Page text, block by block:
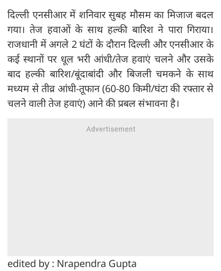
दिल्ली एनसीआर में शनिवार सुबह मौसम का मिजाज बदल
गया। तेज हवाओं के साथ हल्की बारिश ने पारा गिराया।
राजधानी में अगले 2 घंटों के दौरान दिल्ली और एनसीआर के
कई स्थानों पर धूल भरी आंधी/तेज हवाएं चलने और उसके
बाद हल्की बारिश/बूंदाबांदी और बिजली चमकने के साथ
मध्यम से तीव्र आंधी-तूफान (60-80 किमी/घंटा की रफ्तार से
चलने वाली तेज हवाएं) आने की प्रबल संभावना है।
edited by : Nrapendra Gupta